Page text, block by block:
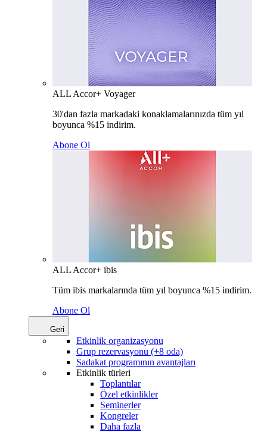
ALL Accor+ Voyager
30'dan fazla markadaki konaklamalarınızda tüm yıl
boyunca %15 indirim.
Abone Ol
ALL Accor+ ibis
Tüm ibis markalarında tüm yıl boyunca %15 indirim.
Abone Ol
Geri
Etkinlik organizasyonu
Grup rezervasyonu (+8 oda)
Sadakat programının avantajları
Etkinlik türleri
Toplantılar
Özel etkinlikler
Seminerler
Kongreler
Daha fazla